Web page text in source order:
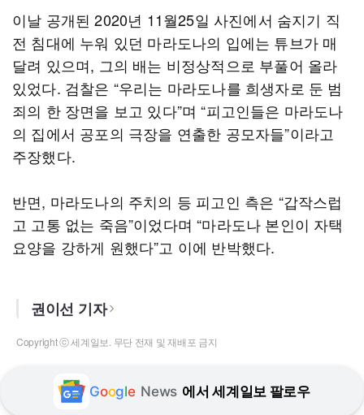
이날 공개된 2020년 11월25일 사진에서 숨지기 직
전 침대에 누워 있던 마라도나의 입에는 튜브가 매
달려 있으며, 그의 배는 비정상적으로 부풀어 올라
있었다. 검찰은 “우리는 마라도나를 희생자로 둔 범
죄의 한 장면을 보고 있다”며 “피고인들은 마라도나
의 집에서 공포의 극장을 연출한 공모자들”이라고
주장했다.
반면, 마라도나의 주치의 등 피고인 측은 “갑작스럽
고 고통 없는 죽음”이었다며 “마라도나 본인이 자택
요양을 강하게 원했다”고 이에 반박했다.
권이선 기자
Copyright ⓒ 세계일보. 무단 전재 및 재배포 금지
Google News 에서 세계일보 팔로우